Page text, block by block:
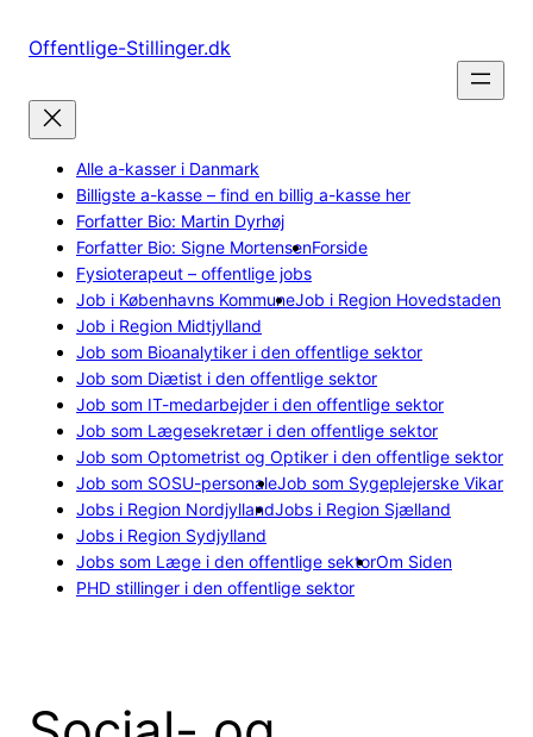
Offentlige-Stillinger.dk
Alle a-kasser i Danmark
Billigste a-kasse – find en billig a-kasse her
Forfatter Bio: Martin Dyrhøj
Forfatter Bio: Signe MortensenForside
Fysioterapeut – offentlige jobs
Job i Københavns KommuneJob i Region Hovedstaden
Job i Region Midtjylland
Job som Bioanalytiker i den offentlige sektor
Job som Diætist i den offentlige sektor
Job som IT-medarbejder i den offentlige sektor
Job som Lægesekretær i den offentlige sektor
Job som Optometrist og Optiker i den offentlige sektor
Job som SOSU-personaleJob som Sygeplejerske Vikar
Jobs i Region NordjyllandJobs i Region Sjælland
Jobs i Region Sydjylland
Jobs som Læge i den offentlige sektorOm Siden
PHD stillinger i den offentlige sektor